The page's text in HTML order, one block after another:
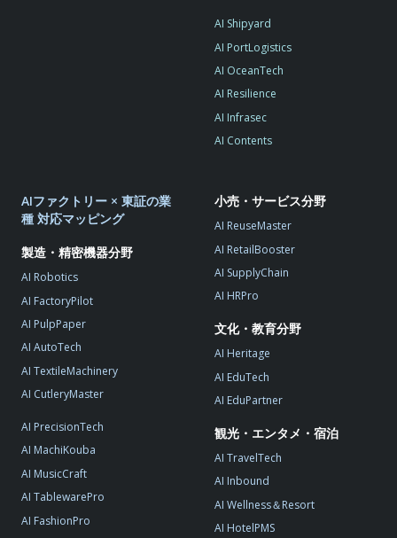
AI Shipyard
AI PortLogistics
AI OceanTech
AI Resilience
AI Infrasec
AI Contents
AIファクトリー × 東証の業
種 対応マッピング
製造・精密機器分野
AI Robotics
AI FactoryPilot
AI PulpPaper
AI AutoTech
AI TextileMachinery
AI CutleryMaster
AI PrecisionTech
AI MachiKouba
AI MusicCraft
AI TablewarePro
AI FashionPro
小売・サービス分野
AI ReuseMaster
AI RetailBooster
AI SupplyChain
AI HRPro
文化・教育分野
AI Heritage
AI EduTech
AI EduPartner
観光・エンタメ・宿泊
AI TravelTech
AI Inbound
AI Wellness＆Resort
AI HotelPMS